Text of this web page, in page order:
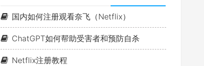
国内如何注册观看奈飞（Netflix）
ChatGPT如何帮助受害者和预防自杀
Netflix注册教程